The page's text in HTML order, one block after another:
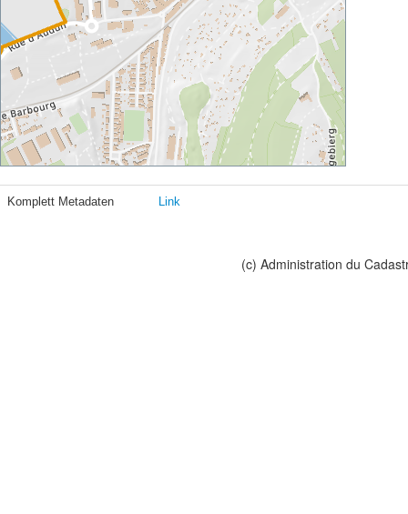
Komplett Metadaten Link
(c) Administration du